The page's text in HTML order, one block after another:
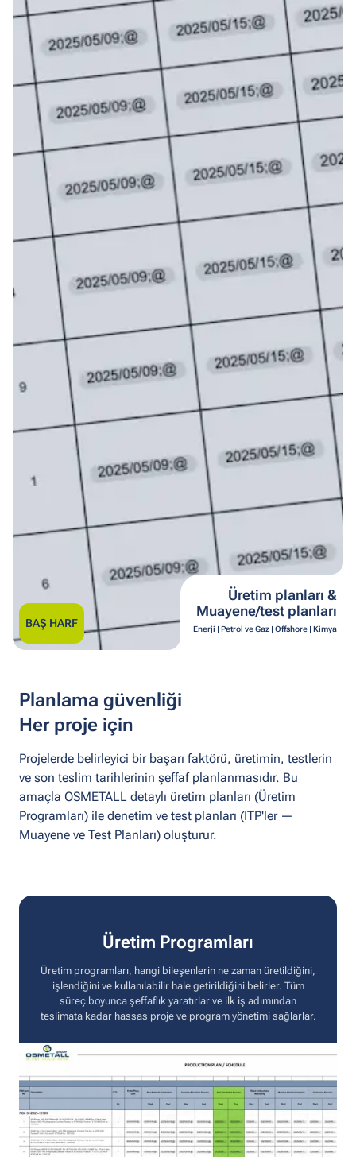
BAŞ HARF
Üretim planları &
Muayene/test planları
Enerji | Petrol ve Gaz | Offshore | Kimya
Planlama güvenliği
Her proje için
Projelerde belirleyici bir başarı faktörü, üretimin, testlerin
ve son teslim tarihlerinin şeffaf planlanmasıdır. Bu
amaçla OSMETALL detaylı üretim planları (Üretim
Programları) ile denetim ve test planları (ITP'ler —
Muayene ve Test Planları) oluşturur.
Üretim Programları
Üretim programları, hangi bileşenlerin ne zaman üretildiğini,
işlendiğini ve kullanılabilir hale getirildiğini belirler. Tüm
süreç boyunca şeffaflık yaratırlar ve ilk iş adımından
teslimata kadar hassas proje ve program yönetimi sağlarlar.